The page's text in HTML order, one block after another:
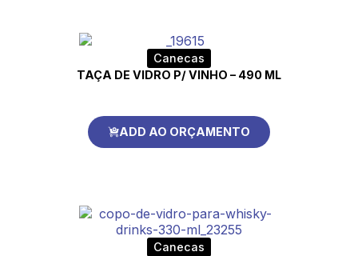
Canecas
TAÇA DE VIDRO P/ VINHO – 490 ML
ADD AO ORÇAMENTO
Canecas